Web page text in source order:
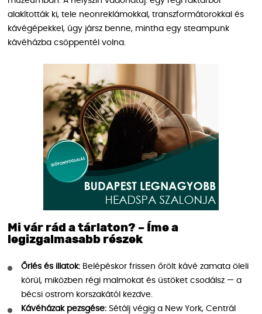
alakították ki, tele neonreklámokkal, transzformátorokkal és
kávégépekkel, úgy jársz benne, mintha egy steampunk
kávéházba csöppentél volna.
Mi vár rád a tárlaton? – Íme a
legizgalmasabb részek
Őrlés és illatok: Belépéskor frissen őrölt kávé zamata öleli
körül, miközben régi malmokat és üstöket csodálsz — a
bécsi ostrom korszakától kezdve.
Kávéházak pezsgése: Sétálj végig a New York, Centrál